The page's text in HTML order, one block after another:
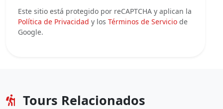
Este sitio está protegido por reCAPTCHA y aplican la
Política de Privacidad y los Términos de Servicio de
Google.
Tours Relacionados